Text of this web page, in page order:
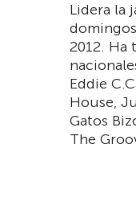
Lidera la
2012. Ha
Eddie
House,
Gatos
The